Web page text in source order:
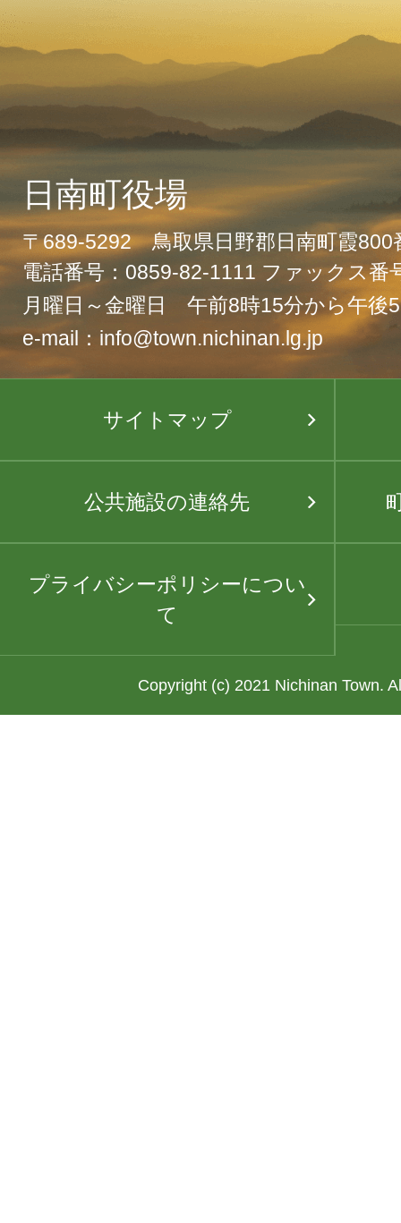
日南町役場
〒689-5292 鳥取県日野郡日南町霞800
電話番号：0859-82-1111 ファックス番
月曜日～金曜日 午前8時15分から午後
e-mail：info@town.nichinan.lg.jp
サイトマップ
公共施設の連絡先
プライバシーポリシーについ
て
Copyright (c) 2021 Nichinan Town.